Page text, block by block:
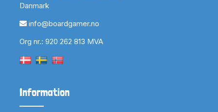
Danmark
info@boardgamer.no
Org nr.: 920 262 813 MVA
Information